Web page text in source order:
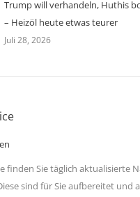
Trump will verhandeln, Huthis
– Heizöl heute etwas teurer
Juli 28, 2026
finden Sie täglich aktualisierte
sind für Sie aufbereitet und